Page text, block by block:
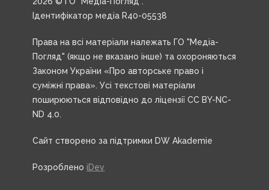
Ідентифікатор медіа R40-05538
Права на всі матеріали належать ГО "Медіа-
Погляд" (якщо не вказано інше) та охороняються
Законом України «Про авторське право і
суміжні права». Усі текстові матеріали
поширюються відповідно до ліцензії CC BY-NC-
ND 4.0.
Сайт створено за підтримки DW Akademie
Розроблено iDev